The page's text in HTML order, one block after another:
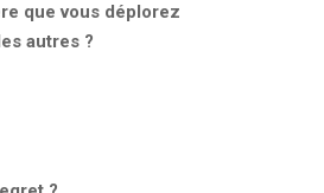
que vous déplorez
autres ?